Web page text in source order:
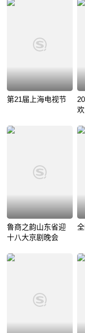
第21届上海电视节
欢
鲁商之韵山东省迎
十八大京剧晚会